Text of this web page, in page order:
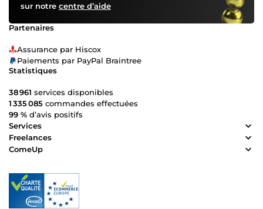
sur notre centre d’aide
Partenaires
Assurance par Hiscox
Paiements par PayPal Braintree
Statistiques
38 961 services disponibles
1 335 085 commandes effectuées
99 % d’avis positifs
Services
Freelances
ComeUp